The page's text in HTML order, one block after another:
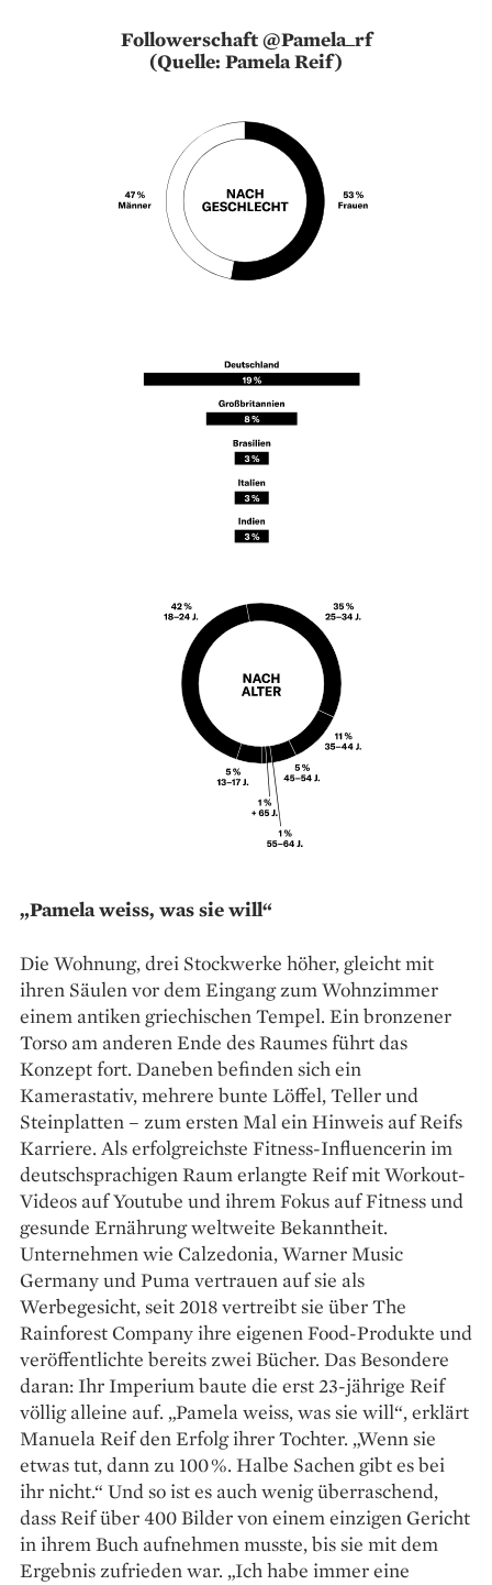
Followerschaft @Pamela_rf
(Quelle: Pamela Reif)
„Pamela weiss, was sie will“
Die Wohnung, drei Stockwerke höher, gleicht mit
ihren Säulen vor dem Eingang zum Wohnzimmer
einem antiken griechischen Tempel. Ein bronzener
Torso am anderen Ende des Raumes führt das
Konzept fort. Daneben befinden sich ein
Kamerastativ, mehrere bunte Löffel, Teller und
Steinplatten – zum ersten Mal ein Hinweis auf Reifs
Karriere. Als erfolgreichste Fitness-Influencerin im
deutschsprachigen Raum ­erlangte Reif mit Workout-
Videos auf Youtube und ihrem ­Fokus auf Fitness und
gesunde Ernährung weltweite Bekanntheit.
Unternehmen wie Calzedonia, Warner Music
Germany und Puma ­vertrauen auf sie als
Werbegesicht, seit 2018 vertreibt sie über The
Rainforest Company ihre eigenen Food-Produkte und
veröffentlichte bereits zwei Bücher. Das Besondere
daran: Ihr Imperium baute die erst 23-jährige Reif
völlig alleine auf. „Pamela weiss, was sie will“, erklärt
Manuela Reif den Erfolg ihrer Tochter. „Wenn sie
etwas tut, dann zu 100 %. Halbe Sachen gibt es bei
ihr nicht.“ Und so ist es auch wenig überraschend,
dass Reif über 400 Bilder von einem einzigen Gericht
in ihrem Buch aufnehmen musste, bis sie mit dem
Ergebnis zufrieden war. „Ich habe immer eine